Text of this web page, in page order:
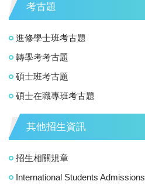
考古題
進修學士班考古題
轉學考考古題
碩士班考古題
碩士在職專班考古題
其他招生資訊
招生相關規章
International Students Admissions